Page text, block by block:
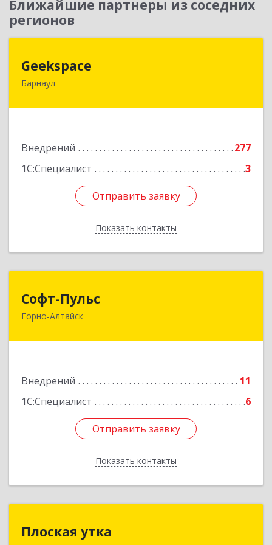
Ближайшие партнеры из соседних
регионов
Geekspace
Барнаул
Внедрений
277
1С:Специалист
3
Отправить заявку
Показать контакты
656043, Алтайский край, Барнаул г, Гоголя ул,
Отправить заявку
Назад
Софт-Пульс
Горно-Алтайск
Внедрений
11
1С:Специалист
6
Отправить заявку
Показать контакты
649006, Алтай Респ, Горно-Алтайск г,
Отправить заявку
Назад
Плоская утка